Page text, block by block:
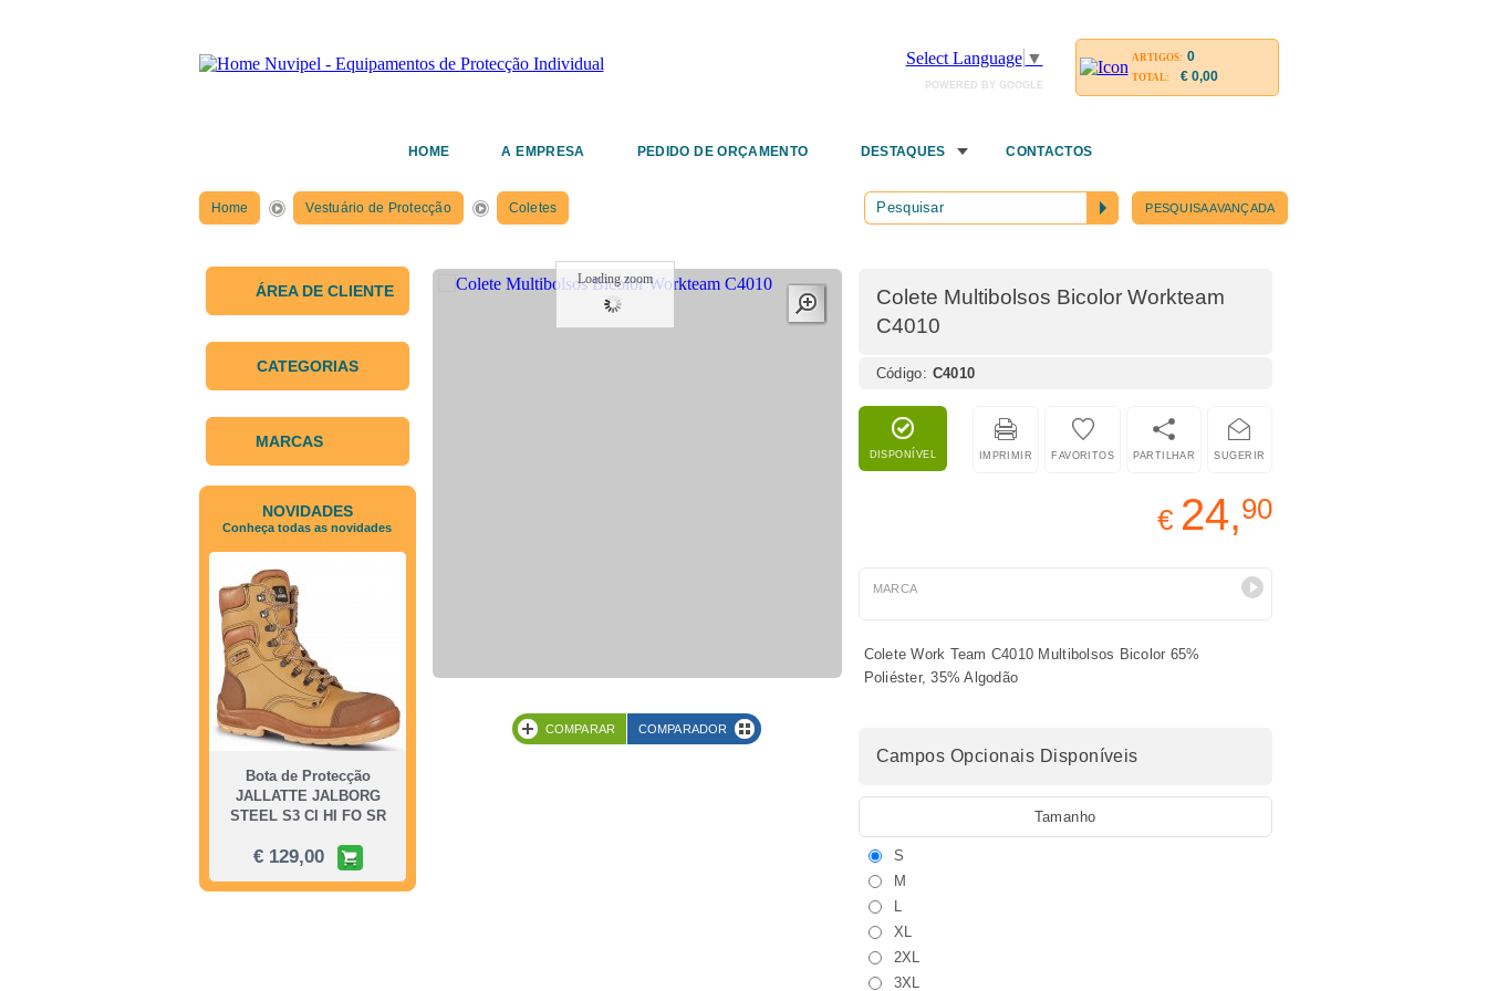
Select Language ▼
POWERED BY GOOGLE
ARTIGOS: 0
TOTAL: € 0,00
HOME A EMPRESA PEDIDO DE ORÇAMENTO DESTAQUES CONTACTOS
Home Vestuário de Protecção Coletes PESQUISA AVANÇADA
ÁREA DE CLIENTE
CATEGORIAS
MARCAS
NOVIDADES
Conheça todas as novidades
Bota de Protecção
JALLATTE JALBORG
STEEL S3 CI HI FO SR
€ 129,00
Loading zoom
COMPARAR COMPARADOR
Colete Multibolsos Bicolor Workteam
C4010
Código: C4010
DISPONÍVEL SUGERIR
PARTILHAR
FAVORITOS
IMPRIMIR
€ 24,90
MARCA
Colete Work Team C4010 Multibolsos Bicolor 65%
Poliéster, 35% Algodão
Campos Opcionais Disponíveis
Tamanho
S
M
L
XL
2XL
3XL